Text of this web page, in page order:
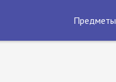
Предметы